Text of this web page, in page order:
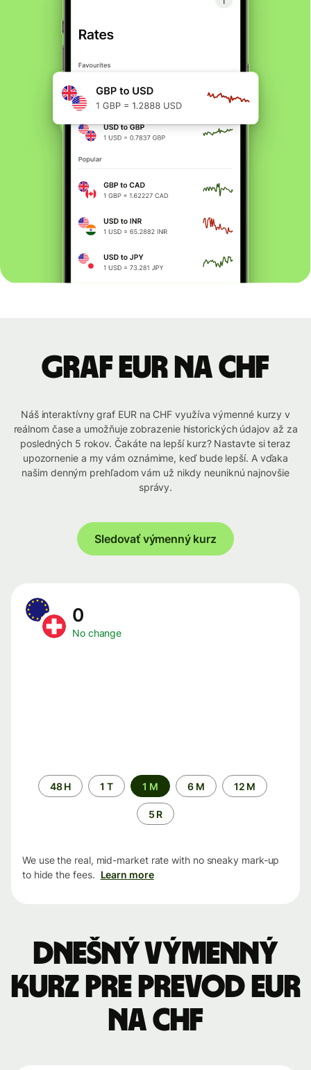
graf EUR na CHF
Náš interaktívny graf EUR na CHF využíva výmenné kurzy v
reálnom čase a umožňuje zobrazenie historických údajov až za
posledných 5 rokov. Čakáte na lepší kurz? Nastavte si teraz
upozornenie a my vám oznámime, keď bude lepší. A vďaka
našim denným prehľadom vám už nikdy neuniknú najnovšie
správy.
Sledovať výmenný kurz
0
No change
Time
period
48 H 1 T 1 M 6 M 12 M
5 R
We use the real, mid-market rate with no sneaky mark-up
to hide the fees. Learn more
Dnešný výmenný
kurz pre prevod EUR
na CHF